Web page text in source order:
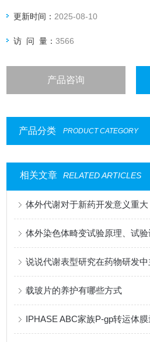
更新时间： 2025-08-10
访 问 量：3566
产品咨询
产品分类 PRODUCT CATEGORY
相关文章 RELATED ARTICLES
体外代谢对于新药开发意义重大
体外染色体畸变试验原理、试
说说代谢表型研究在药物研发
载玻片的养护有哪些方式
IPHASE ABC家族P-gp转运体膜